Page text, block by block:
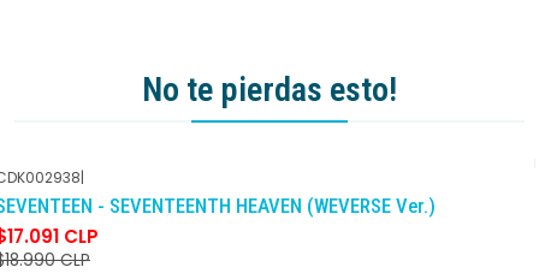
No te pierdas esto!
-10%DCTO
|
- SEVENTEENTH HEAVEN (WEVERSE Ver.)
CLP
CLP